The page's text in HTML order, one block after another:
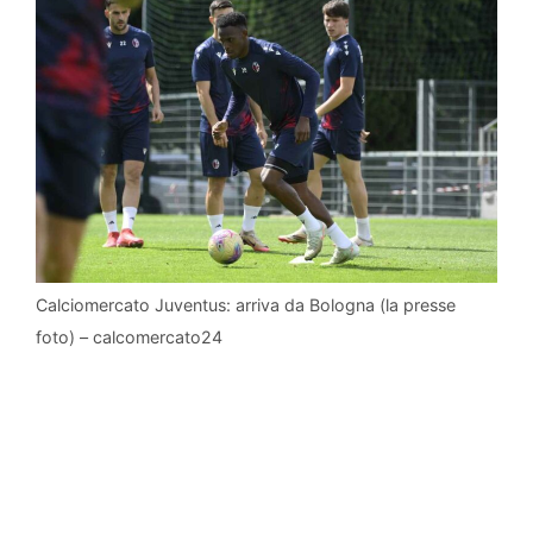
Calciomercato Juventus: arriva da Bologna (la presse
foto) – calcomercato24